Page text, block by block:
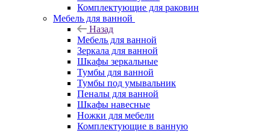
Комплектующие для раковин
Мебель для ванной
Назад
Мебель для ванной
Зеркала для ванной
Шкафы зеркальные
Тумбы для ванной
Тумбы под умывальник
Пеналы для ванной
Шкафы навесные
Ножки для мебели
Комплектующие в ванную